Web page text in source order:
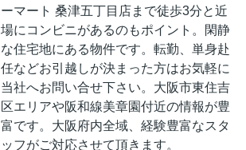
ーマート 桑津五丁目店まで徒歩3分と近
場にコンビニがあるのもポイント。閑静
な住宅地にある物件です。転勤、単身赴
任などお引越しが決まった方はお気軽に
当社へお問い合せ下さい。大阪市東住吉
区エリアや阪和線美章園付近の情報が豊
富です。大阪府内全域、経験豊富なスタ
ッフがご対応させて頂きます。